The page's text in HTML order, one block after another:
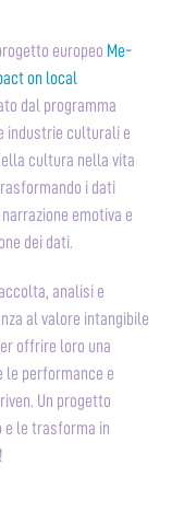
europeo Me-
on local
dal programma
industrie culturali e
cultura nella vita
i dati
emotiva e
dei dati.
analisi e
al valore intangibile
offrire loro una
le performance e
Un progetto
e le trasforma in